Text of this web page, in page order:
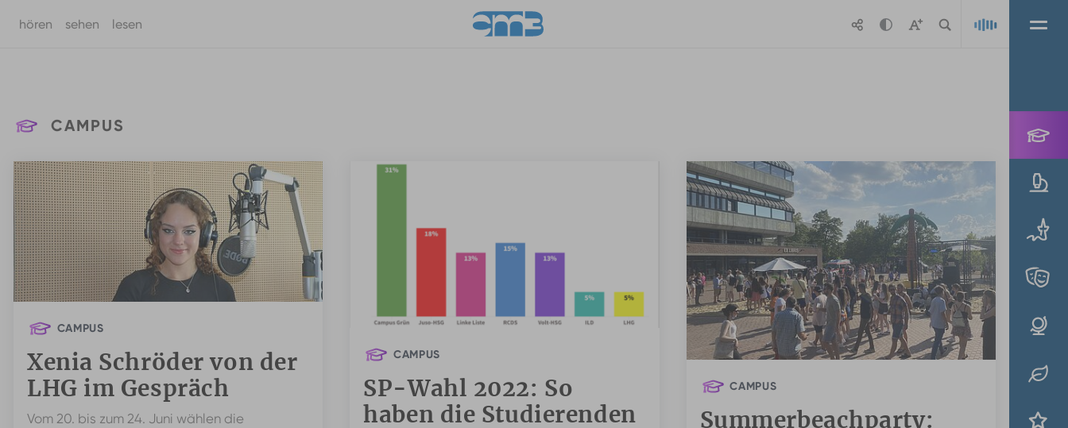
hören sehen lesen
CAMPUS
CAMPUS
Xenia Schröder von der
LHG im Gespräch
Vom 20. bis zum 24. Juni wählen die
CAMPUS
SP-Wahl 2022: So
haben die Studierenden
CAMPUS
Summerbeachparty: